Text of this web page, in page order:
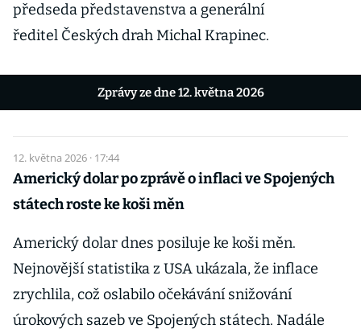
předseda představenstva a generální
ředitel Českých drah Michal Krapinec.
Zprávy ze dne 12. května 2026
12. května 2026 · 17:44
Americký dolar po zprávě o inflaci ve Spojených
státech roste ke koši měn
Americký dolar dnes posiluje ke koši měn.
Nejnovější statistika z USA ukázala, že inflace
zrychlila, což oslabilo očekávání snižování
úrokových sazeb ve Spojených státech. Nadále